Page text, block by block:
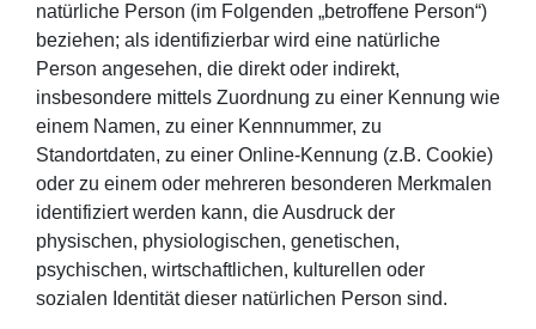
natürliche Person (im Folgenden „betroffene Person“)
beziehen; als identifizierbar wird eine natürliche
Person angesehen, die direkt oder indirekt,
insbesondere mittels Zuordnung zu einer Kennung wie
einem Namen, zu einer Kennnummer, zu
Standortdaten, zu einer Online-Kennung (z.B. Cookie)
oder zu einem oder mehreren besonderen Merkmalen
identifiziert werden kann, die Ausdruck der
physischen, physiologischen, genetischen,
psychischen, wirtschaftlichen, kulturellen oder
sozialen Identität dieser natürlichen Person sind.